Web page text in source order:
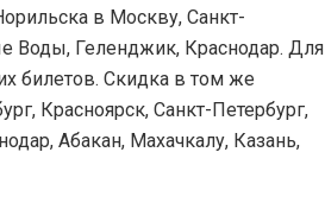
в Москву, Санкт-
Воды, Геленджик, Краснодар. Для
билетов. Скидка в том же
Красноярск, Санкт-Петербург,
Абакан, Махачкалу, Казань,